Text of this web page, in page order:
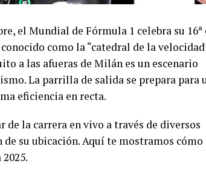
el Mundial de Fórmula 1 celebra su
como la “catedral de la
a las afueras de Milán es un escenario
La parrilla de salida se prepara para
eficiencia en recta.
la carrera en vivo a través de diversos
su ubicación. Aquí te mostramos cómo